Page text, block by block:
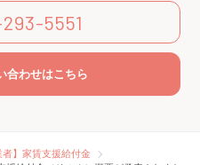
5551
合わせはこちら
者】家賃支援給付金